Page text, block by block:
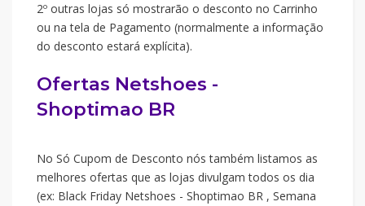
2º outras lojas só mostrarão o desconto no Carrinho
ou na tela de Pagamento (normalmente a informação
do desconto estará explícita).
Ofertas Netshoes -
Shoptimao BR
No Só Cupom de Desconto nós também listamos as
melhores ofertas que as lojas divulgam todos os dia
(ex: Black Friday Netshoes - Shoptimao BR , Semana